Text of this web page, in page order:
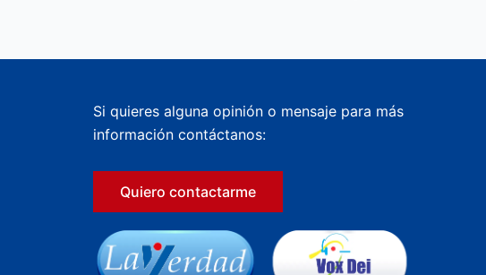
Si quieres alguna opinión o mensaje para más
información contáctanos:
Quiero contactarme